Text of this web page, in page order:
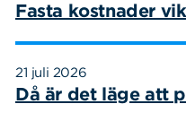
Fasta kostnader
21 juli 2026
Då är det läge att